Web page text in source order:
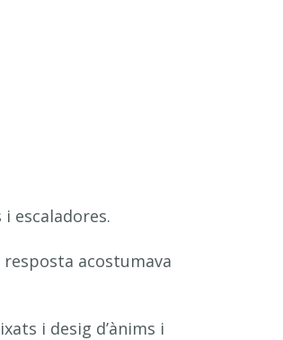
escaladores.
acostumava
i desig d’ànims i